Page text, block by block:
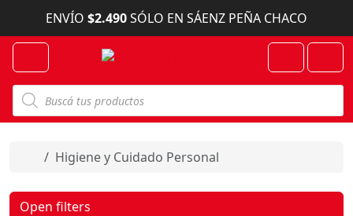
Skip to content
ENVÍO $2.490SÓLO EN SÁENZ PEÑA CHACO
B
s
q
d
Account
Cart
Home
Higiene y Cuidado Personal
Open filters